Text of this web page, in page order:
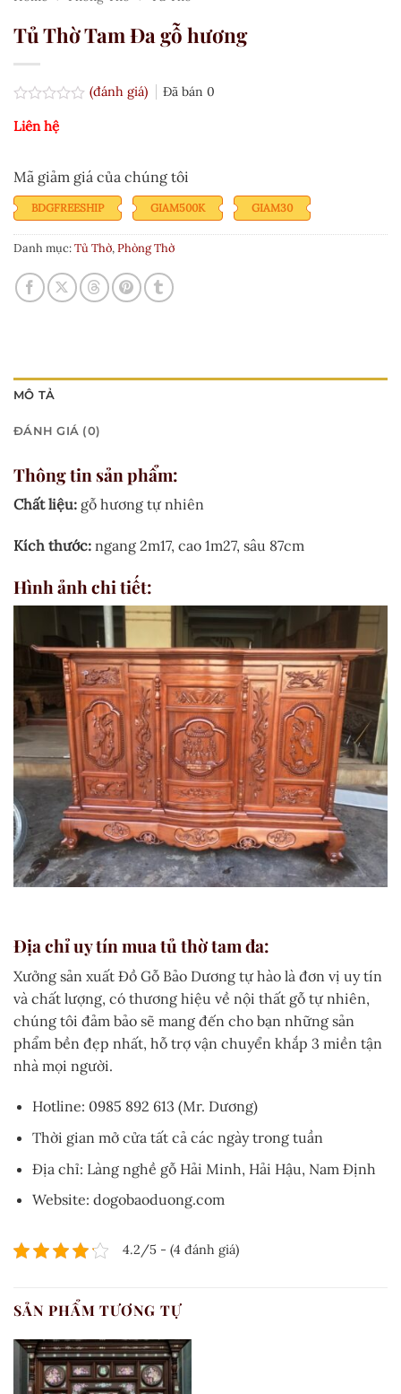
Tủ Thờ Tam Đa gỗ hương
xếp
5
sao
(đánh giá) Đã bán 0
Liên hệ
Mã giảm giá của chúng tôi
BDGFREESHIP GIAM500K GIAM30
Danh mục:Tủ Thờ,Phòng Thờ
MÔ TẢ
ĐÁNH GIÁ (0)
Thông tin sản phẩm:
Chất liệu: gỗ hương tự nhiên
Kích thước: ngang 2m17, cao 1m27, sâu 87cm
Hình ảnh chi tiết:
Địa chỉ uy tín mua tủ thờ tam đa:
Xưởng sản xuất Đồ Gỗ Bảo Dương tự hào là đơn vị uy tín
và chất lượng, có thương hiệu về nội thất gỗ tự nhiên,
chúng tôi đảm bảo sẽ mang đến cho bạn những sản
phẩm bền đẹp nhất, hỗ trợ vận chuyển khắp 3 miền tận
nhà mọi người.
Hotline: 0985 892 613 (Mr. Dương)
Thời gian mở cửa tất cả các ngày trong tuần
Địa chỉ: Làng nghề gỗ Hải Minh, Hải Hậu, Nam Định
Website: dogobaoduong.com
4.2/5 - (4 đánh giá)
SẢN PHẨM TƯƠNG TỰ